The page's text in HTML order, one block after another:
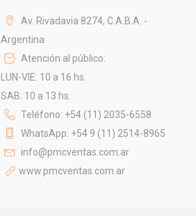
Av. Rivadavia 8274, C.A.B.A. -
Argentina
Atención al público:
LUN-VIE: 10 a 16 hs.
SAB: 10 a 13 hs.
Teléfono: +54 (11) 2035-6558
WhatsApp: +54 9 (11) 2514-8965
info@pmcventas.com.ar
www.pmcventas.com.ar